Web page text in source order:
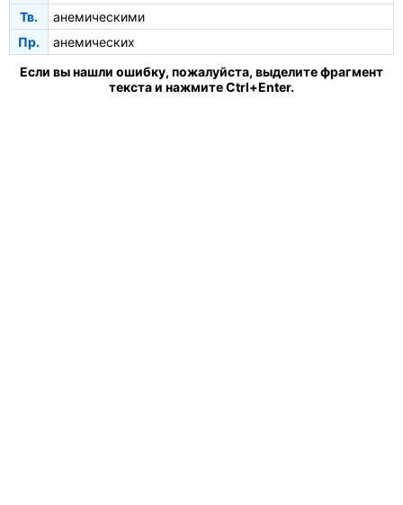
Тв.
анемическими
Пр.
анемических
Если вы нашли ошибку, пожалуйста, выделите фрагмент
текста и нажмите Ctrl+Enter.